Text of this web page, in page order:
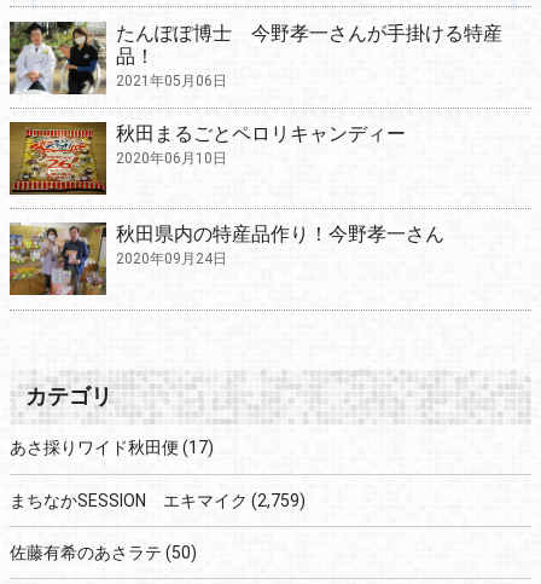
たんぽぽ博士 今野孝一さんが手掛ける特産
品！
2021年05月06日
秋田まるごとペロリキャンディー
2020年06月10日
秋田県内の特産品作り！今野孝一さん
2020年09月24日
カテゴリ
あさ採りワイド秋田便 (17)
まちなかSESSION エキマイク (2,759)
佐藤有希のあさラテ (50)